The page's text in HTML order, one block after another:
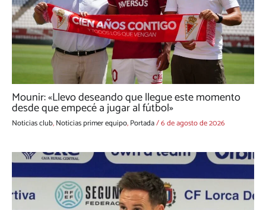
Mounir: «Llevo deseando que llegue este momento
desde que empecé a jugar al fútbol»
Noticias club,Noticias primer equipo,Portada/6 de agosto de 2026